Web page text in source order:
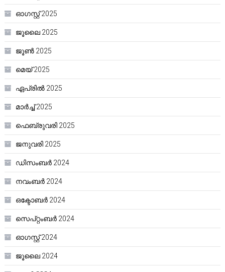
ഓഗസ്റ്റ്‌ 2025
ജൂലൈ 2025
ജൂൺ 2025
മെയ്‌ 2025
ഏപ്രിൽ 2025
മാർച്ച്‌ 2025
ഫെബ്രുവരി 2025
ജനുവരി 2025
ഡിസംബർ 2024
നവംബർ 2024
ഒക്ടോബർ 2024
സെപ്റ്റംബർ 2024
ഓഗസ്റ്റ്‌ 2024
ജൂലൈ 2024